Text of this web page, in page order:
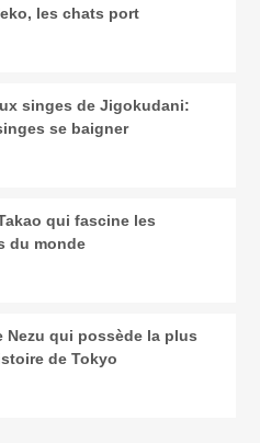
les chats port
singes de Jigokudani:
se baigner
qui fascine les
du monde
Nezu qui possède la plus
de Tokyo